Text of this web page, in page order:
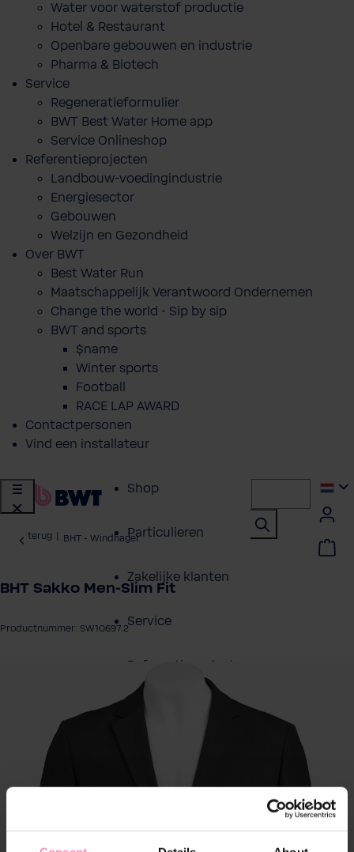
Water voor waterstof productie
Hotel & Restaurant
Openbare gebouwen en industrie
Pharma & Biotech
Service
Regeneratieformulier
BWT Best Water Home app
Service Onlineshop
Referentieprojecten
Landbouw-voedingindustrie
Energiesector
Gebouwen
Welzijn en Gezondheid
Over BWT
Best Water Run
Maatschappelijk Verantwoord Ondernemen
Change the world - Sip by sip
BWT and sports
$name
Winter sports
Football
RACE LAP AWARD
Contactpersonen
Vind een installateur
Shop
Particulieren
Zakelijke klanten
Service
Referentieprojecten
Contactpersonen
terug BHT - Windhager
BHT Sakko Men-Slim Fit
Productnummer: SW10697.2